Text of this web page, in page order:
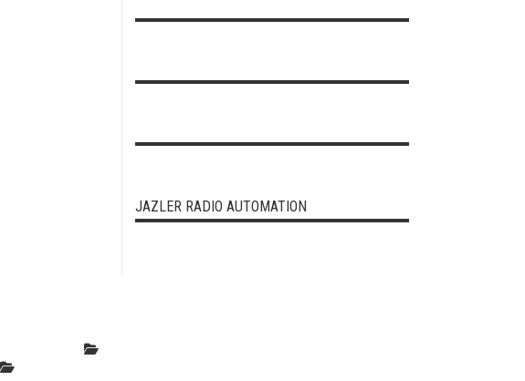
JAZLER RADIO AUTOMATION